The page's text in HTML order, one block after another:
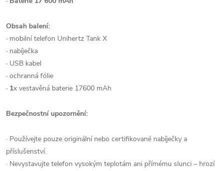
Obsah balení:
· mobilní telefon Unihertz Tank X
· nabíječka
· USB kabel
· ochranná fólie
· 1x vestavěná baterie 17600 mAh
Bezpečnostní upozornění:
· Používejte pouze originální nebo certifikované nabíječky a
příslušenství.
· Nevystavujte telefon vysokým teplotám ani přímému slunci – hrozí